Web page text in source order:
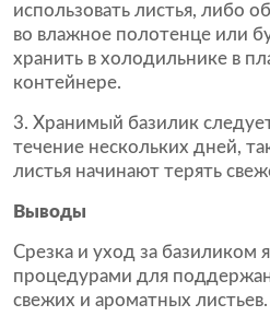
использовать листья, либо
во влажное полотенце или
хранить в холодильнике в
контейнере.
Хранимый базилик
течение нескольких дней,
листья начинают терять
Выводы
Срезка и уход за базиликом
процедурами для
свежих и ароматных